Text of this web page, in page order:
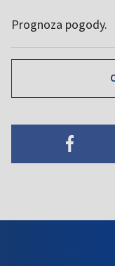
Prognoza pogody.